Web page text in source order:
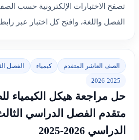
تصفح الاختبارات الإلكترونية حسب
الفصل واللغة، وافتح كل اختبار عبر
الصف العاشر المتقدم كيمياء الفصل
2026-2025
حل مراجعة هيكل الكيمياء
متقدم الفصل الدراسي
الدراسي 2026-2025